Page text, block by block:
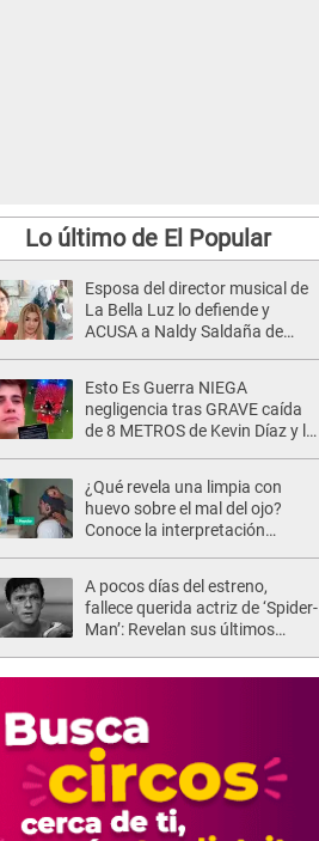
Lo último de El Popular
Esposa del director musical de
La Bella Luz lo defiende y
ACUSA a Naldy Saldaña de
Esto Es Guerra NIEGA
negligencia tras GRAVE caída
de 8 METROS de Kevin Díaz y lo
¿Qué revela una limpia con
huevo sobre el mal del ojo?
Conoce la interpretación
A pocos días del estreno,
fallece querida actriz de ‘Spider-
Man’: Revelan sus últimos